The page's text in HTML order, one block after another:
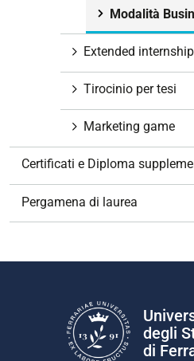
Modalità
Extended
Tirocinio per tesi
Marketing game
Certificati e Diploma
Pergamena di laurea
degli
di